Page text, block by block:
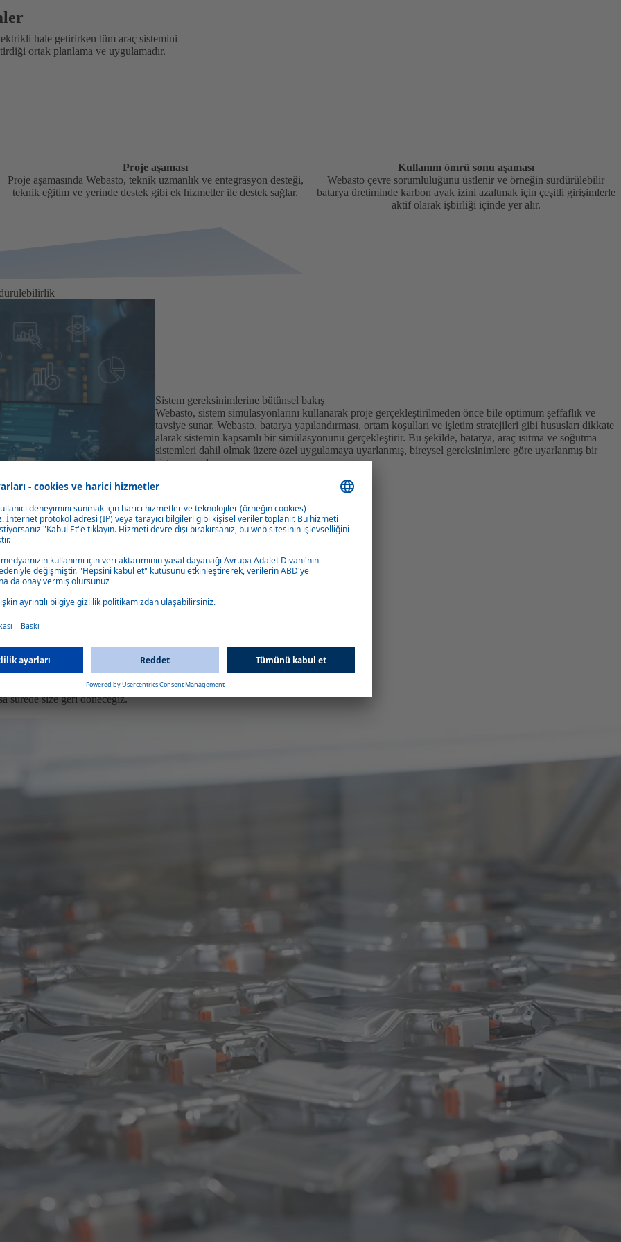
hale getirirken tüm araç sistemini
ortak planlama ve uygulamadır.
Proje aşaması
Proje aşamasında Webasto, teknik uzmanlık ve entegrasyon desteği,
teknik eğitim ve yerinde destek gibi ek hizmetler ile destek sağlar.
Kullanım ömrü sonu aşaması
Webasto çevre sorumluluğunu üstlenir ve örneğin sürdürülebilir
batarya üretiminde karbon ayak izini azaltmak için çeşitli girişimlerle
aktif olarak işbirliği içinde yer alır.
Sistem gereksinimlerine bütünsel bakış
Webasto, sistem simülasyonlarını kullanarak proje gerçekleştirilmeden önce bile optimum şeffaflık ve
tavsiye sunar. Webasto, batarya yapılandırması, ortam koşulları ve işletim stratejileri gibi hususları dikkate
alarak sistemin kapsamlı bir simülasyonunu gerçekleştirir. Bu şekilde, batarya, araç ısıtma ve soğutma
sistemleri dahil olmak üzere özel uygulamaya uyarlanmış, bireysel gereksinimlere göre uyarlanmış bir
sistem sunulur.
olabileceği hakkında daha fazla bilgi
sürede size geri döneceğiz.